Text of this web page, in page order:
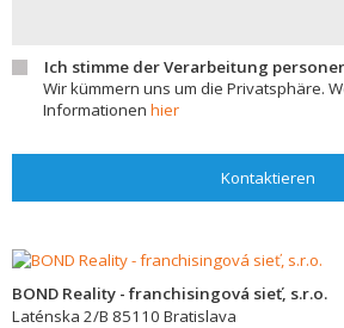
Ich stimme der Verarbeitung
Wir kümmern uns um die Privatsphäre.
Informationen hier
Kontaktieren
BOND Reality - franchisingová sieť, s.r.o.
Laténska 2/B 85110 Bratislava